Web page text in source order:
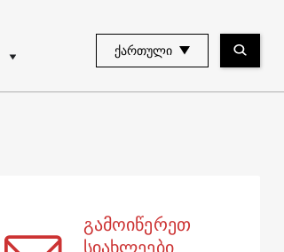
ᲥᲐᲠᲗᲣᲚᲘ
გამოიწერეთ